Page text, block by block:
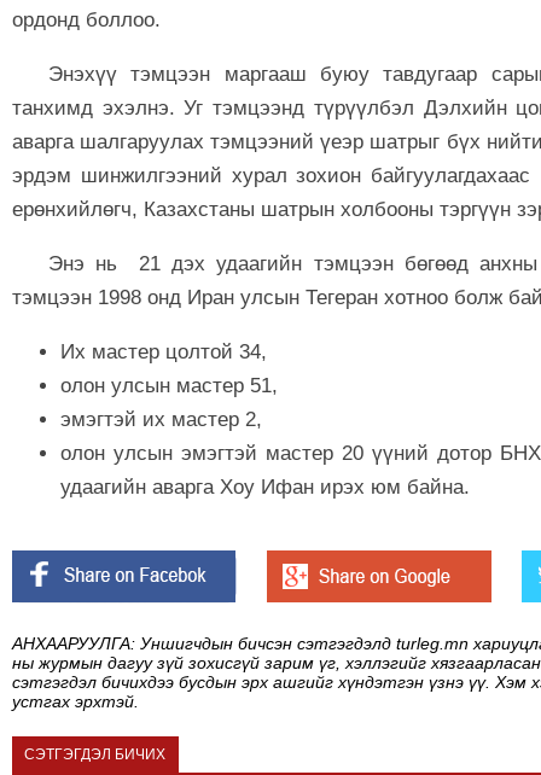
ордонд боллоо.
Энэхүү тэмцээн маргааш буюу тавдугаар
танхимд эхэлнэ. Уг тэмцээнд түрүүлбэл Дэлхийн
аварга шалгаруулах тэмцээний үеэр шатрыг бүх
эрдэм шинжилгээний хурал зохион
ерөнхийлөгч, Казахстаны шатрын холбооны тэргүүн
Энэ нь 21 дэх удаагийн тэмцээн бөгөөд
тэмцээн 1998 онд Иран улсын Тегеран хотноо болж
Их мастер цолтой 34,
олон улсын мастер 51,
эмэгтэй их мастер 2,
олон улсын эмэгтэй мастер 20 үүний дотор
удаагийн аварга Хоу Ифан ирэх юм байна.
АНХААРУУЛГА: Уншигчдын бичсэн сэтгэгдэлд turleg.mn
ны журмын дагуу зүй зохисгүй зарим үг, хэллэгийг
сэтгэгдэл бичихдээ бусдын эрх ашгийг хүндэтгэн үзнэ үү. Хэм
устгах эрхтэй.
СЭТГЭГДЭЛ БИЧИХ